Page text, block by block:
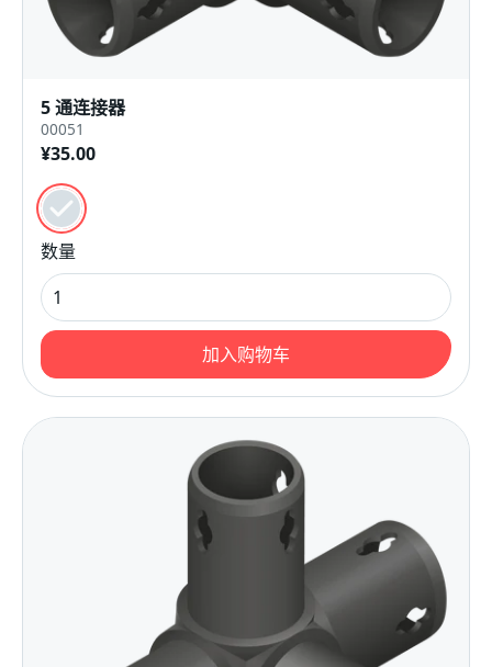
5 通连接器
00051
¥35.00
颜色
黑色的
数量
加入购物车